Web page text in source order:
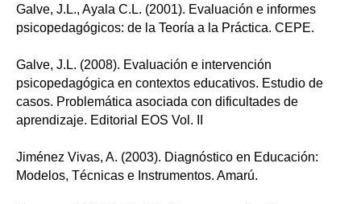
Galve, J.L., Ayala C.L. (2001). Evaluación e informes
psicopedagógicos: de la Teoría a la Práctica. CEPE.
Galve, J.L. (2008). Evaluación e intervención
psicopedagógica en contextos educativos. Estudio de
casos. Problemática asociada con dificultades de
aprendizaje. Editorial EOS Vol. II
Jiménez Vivas, A. (2003). Diagnóstico en Educación:
Modelos, Técnicas e Instrumentos. Amarú.